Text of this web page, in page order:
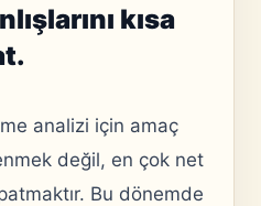
kısa
analizi için amaç
değil, en çok net
Bu dönemde